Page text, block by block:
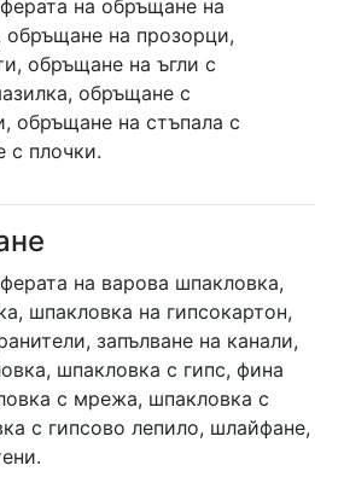
на обръщане на
обръщане на прозорци,
обръщане на ъгли с
обръщане с
обръщане на стъпала с
с плочки.
на варова шпакловка,
шпакловка на гипсокартон,
запълване на канали,
шпакловка с гипс, фина
с мрежа, шпакловка с
с гипсово лепило, шлайфане,